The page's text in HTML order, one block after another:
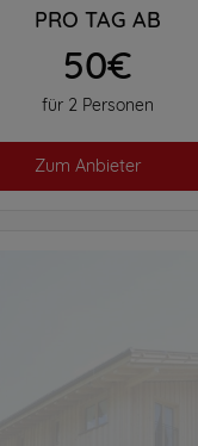
PRO TAG AB
50€
für 2 Personen
Zum Anbieter